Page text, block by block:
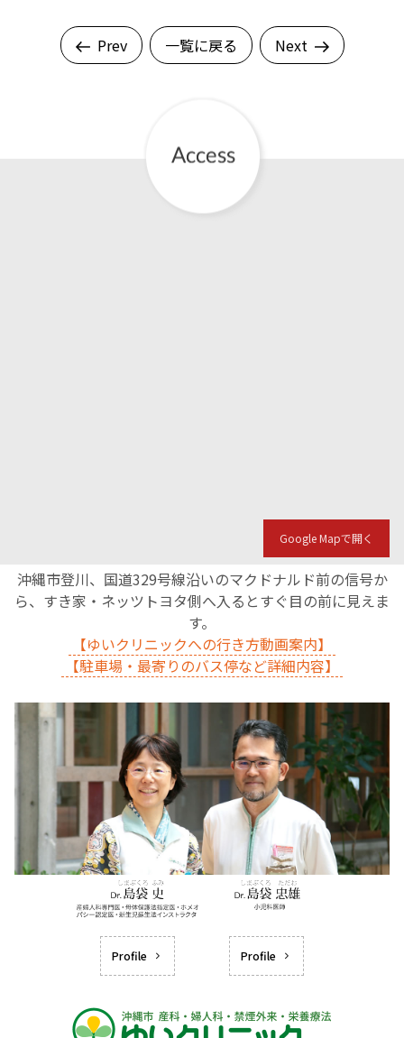
Prev 一覧に戻る Next
Google Mapで開く
沖縄市登川、国道329号線沿いのマクドナルド前の信号か
ら、すき家・ネッツトヨタ側へ入るとすぐ目の前に見えま
す。
【ゆいクリニックへの行き方動画案内】
【駐車場・最寄りのバス停など詳細内容】
Profile Profile